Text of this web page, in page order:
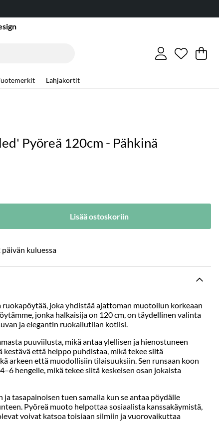
. .
Lahjakortit
Pyöreä 120cm - Pähkinä
Lisää ostoskoriin
kuluessa
joka yhdistää ajattoman muotoilun korkeaan
jonka halkaisija on 120 cm, on täydellinen valinta
ja elegantin ruokailutilan kotiisi.
puuviilusta, mikä antaa ylellisen ja hienostuneen
kestävä että helppo puhdistaa, mikä tekee siitä
arkeen että muodollisiin tilaisuuksiin. Sen runsaan koon
hengelle, mikä tekee siitä keskeisen osan jokaista
ja tasapainoisen tuen samalla kun se antaa pöydälle
Pyöreä muoto helpottaa sosiaalista kanssakäymistä,
voivat katsoa toisiaan silmiin ja vuorovaikuttaa